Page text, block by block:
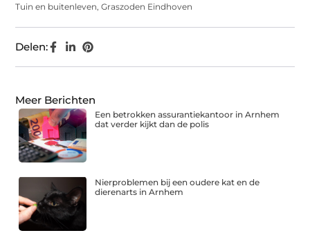
Tuin en buitenleven,Graszoden Eindhoven
Delen:
Meer Berichten
Een betrokken assurantiekantoor in Arnhem
dat verder kijkt dan de polis
Nierproblemen bij een oudere kat en de
dierenarts in Arnhem